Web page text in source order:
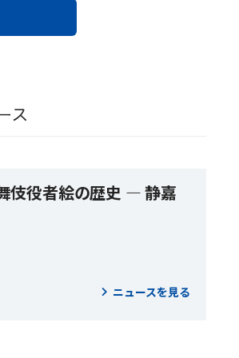
ス
伎役者絵の歴史 ― 静嘉
ニュースを見る